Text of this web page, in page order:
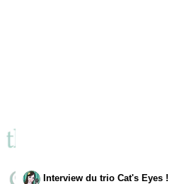
Interview du trio Cat's Eyes !